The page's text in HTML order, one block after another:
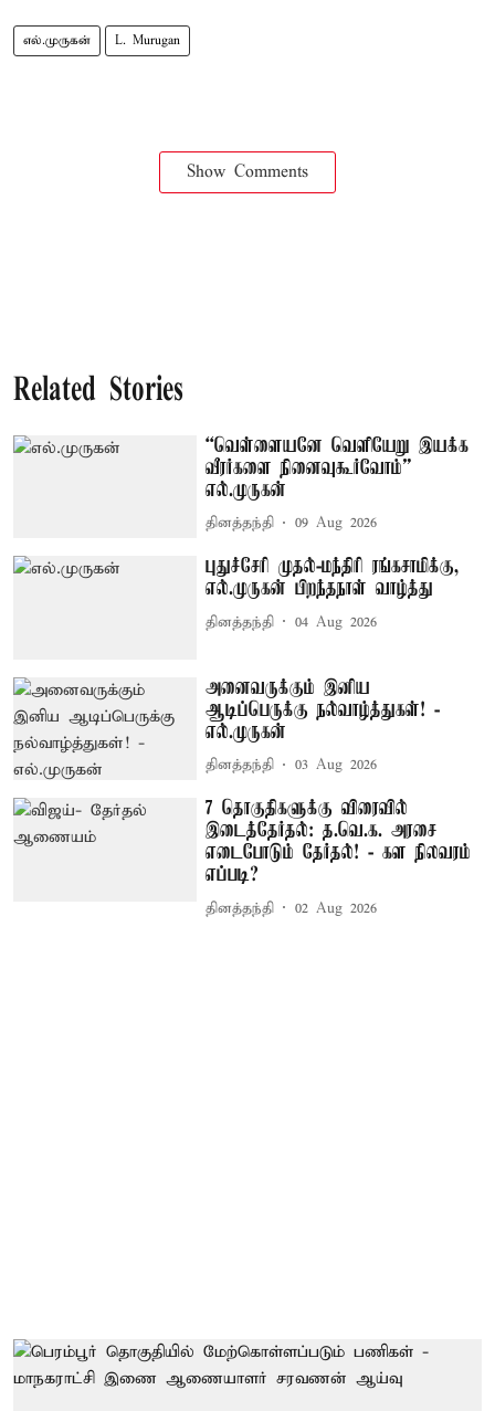
எல்.முருகன் L. Murugan
Show Comments
Related Stories
“வெள்ளையனே வெளியேறு இயக்க
வீரர்களை நினைவுகூர்வோம்” –
எல்.முருகன்
தினத்தந்தி 09 Aug 2026
புதுச்சேரி முதல்-மந்திரி ரங்கசாமிக்கு,
எல்.முருகன் பிறந்தநாள் வாழ்த்து
தினத்தந்தி 04 Aug 2026
அனைவருக்கும் இனிய
ஆடிப்பெருக்கு நல்வாழ்த்துகள்! -
எல்.முருகன்
தினத்தந்தி 03 Aug 2026
7 தொகுதிகளுக்கு விரைவில்
இடைத்தேர்தல்: த.வெ.க. அரசை
எடைபோடும் தேர்தல்! - கள நிலவரம்
எப்படி?
தினத்தந்தி 02 Aug 2026